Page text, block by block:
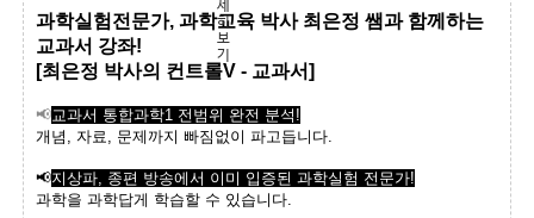
과학실험전문가, 과학교육 박사 최은정 쌤과 함께하는
교과서 강좌!
[최은정 박사의 컨트롤V - 교과서]
📢교과서 통합과학1 전범위 완전 분석!
개념, 자료, 문제까지 빠짐없이 파고듭니다.
📢지상파, 종편 방송에서 이미 입증된 과학실험 전문가!
과학을 과학답게 학습할 수 있습니다.